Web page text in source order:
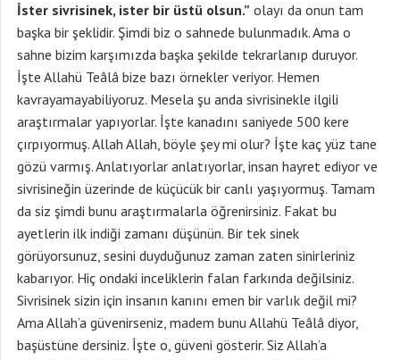
İster sivrisinek, ister bir üstü olsun.” olayı da onun tam
başka bir şeklidir. Şimdi biz o sahnede bulunmadık. Ama o
sahne bizim karşımızda başka şekilde tekrarlanıp duruyor.
İşte Allahü Teâlâ bize bazı örnekler veriyor. Hemen
kavrayamayabiliyoruz. Mesela şu anda sivrisinekle ilgili
araştırmalar yapıyorlar. İşte kanadını saniyede 500 kere
çırpıyormuş. Allah Allah, böyle şey mi olur? İşte kaç yüz tane
gözü varmış. Anlatıyorlar anlatıyorlar, insan hayret ediyor ve
sivrisineğin üzerinde de küçücük bir canlı yaşıyormuş. Tamam
da siz şimdi bunu araştırmalarla öğrenirsiniz. Fakat bu
ayetlerin ilk indiği zamanı düşünün. Bir tek sinek
görüyorsunuz, sesini duyduğunuz zaman zaten sinirleriniz
kabarıyor. Hiç ondaki inceliklerin falan farkında değilsiniz.
Sivrisinek sizin için insanın kanını emen bir varlık değil mi?
Ama Allah’a güvenirseniz, madem bunu Allahü Teâlâ diyor,
başüstüne dersiniz. İşte o, güveni gösterir. Siz Allah’a